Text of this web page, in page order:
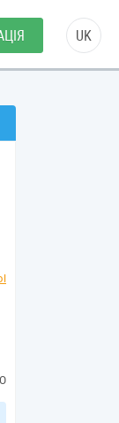
UK
0